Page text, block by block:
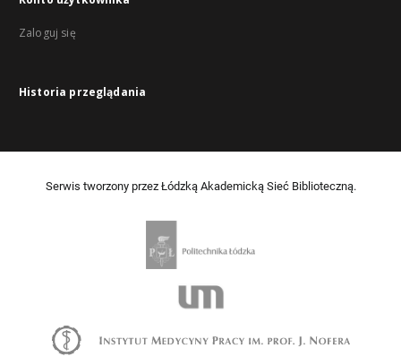
Zaloguj się
Historia przeglądania
Serwis tworzony przez Łódzką Akademicką Sieć Biblioteczną.